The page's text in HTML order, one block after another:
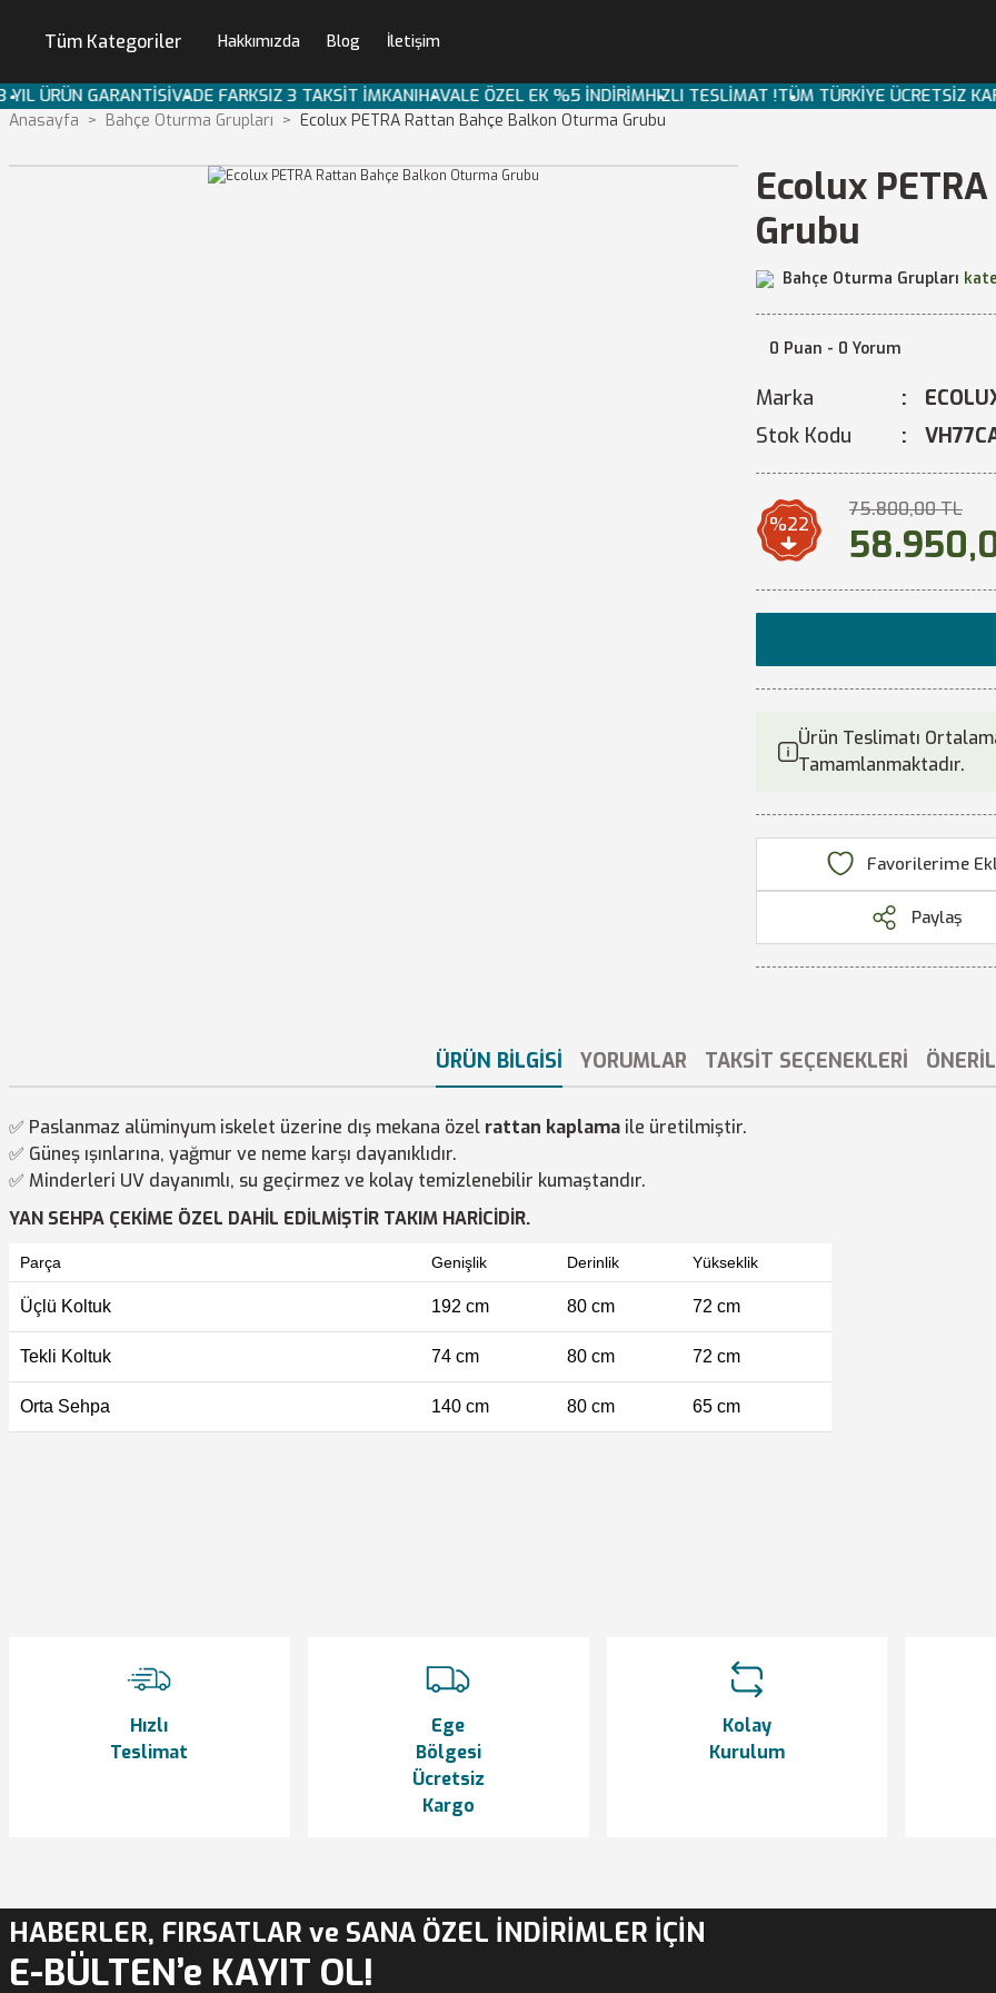
Tüm Kategoriler Hakkımızda Blog İletişim
3 YIL ÜRÜN GARANTİSİVADE FARKSIZ 3 TAKSİT İMKANIHAVALE ÖZEL EK %5 İNDİRİMHIZLI TESLİMAT !TÜM TÜRKİYE ÜCRETSİZ
Anasayfa Bahçe Oturma Grupları Ecolux PETRA Rattan Bahçe Balkon Oturma Grubu
Ecolux
Grubu
Bahçe Oturma Grupları
0 Puan - 0 Yorum
Marka
Stok Kodu
%22
75.800,00 TL
Ürün Teslimatı
Tamamlanmaktadır.
Paylaş
ÜRÜN BILGISI YORUMLAR TAKSIT SEÇENEKLERI
✅ Paslanmaz alüminyum iskelet üzerine dış mekana özel rattan kaplama ile üretilmiştir.
✅ Güneş ışınlarına, yağmur ve neme karşı dayanıklıdır.
✅ Minderleri UV dayanımlı, su geçirmez ve kolay temizlenebilir kumaştandır.
YAN SEHPA ÇEKİME ÖZEL DAHİL EDİLMİŞTİR TAKIM HARİCİDİR.
Parça Genişlik Derinlik Yükseklik
Üçlü Koltuk 192 cm 80 cm 72 cm
Tekli Koltuk 74 cm 80 cm 72 cm
Orta Sehpa 140 cm 80 cm 65 cm
Ürün fiyatı diğer sitelerden daha pahalı.
Bu ürüne benzer farklı alternatifler olmalı.
Hızlı
Teslimat
Ege
Bölgesi
Ücretsiz
Kargo
Kolay
Kurulum
HABERLER, FIRSATLAR ve SANA ÖZEL İNDİRİMLER İÇİN
E-BÜLTEN’e KAYIT OL!